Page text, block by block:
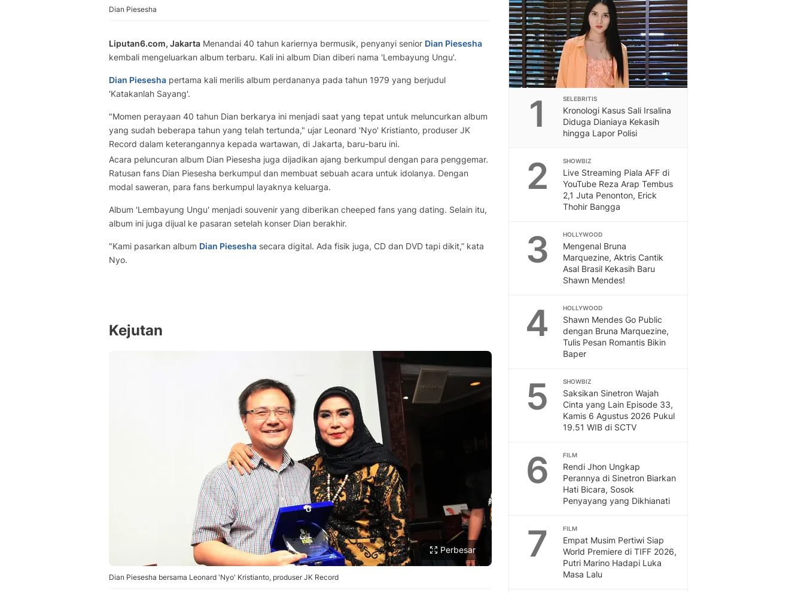
Dian Piesesha
Liputan6.com, Jakarta Menandai 40 tahun kariernya bermusik, penyanyi senior Dian Piesesha
kembali mengeluarkan album terbaru. Kali ini album Dian diberi nama 'Lembayung Ungu'.
Dian Piesesha pertama kali merilis album perdananya pada tahun 1979 yang berjudul
'Katakanlah Sayang'.
"Momen perayaan 40 tahun Dian berkarya ini menjadi saat yang tepat untuk meluncurkan album
yang sudah beberapa tahun yang telah tertunda," ujar Leonard 'Nyo' Kristianto, produser JK
Record dalam keterangannya kepada wartawan, di Jakarta, baru-baru ini.
Acara peluncuran album Dian Piesesha juga dijadikan ajang berkumpul dengan para penggemar.
Ratusan fans Dian Piesesha berkumpul dan membuat sebuah acara untuk idolanya. Dengan
modal saweran, para fans berkumpul layaknya keluarga.
Album 'Lembayung Ungu' menjadi souvenir yang diberikan cheeped fans yang dating. Selain itu,
album ini juga dijual ke pasaran setelah konser Dian berakhir.
"Kami pasarkan album Dian Piesesha secara digital. Ada fisik juga, CD dan DVD tapi dikit,” kata
Nyo.
Kejutan
Perbesar
Dian Piesesha bersama Leonard 'Nyo' Kristianto, produser JK Record
1 SELEBRITIS
Kronologi Kasus Sali Irsalina
Diduga Dianiaya Kekasih
hingga Lapor Polisi
2 SHOWBIZ
Live Streaming Piala AFF di
YouTube Reza Arap Tembus
2,1 Juta Penonton, Erick
Thohir Bangga
3 HOLLYWOOD
Mengenal Bruna
Marquezine, Aktris Cantik
Asal Brasil Kekasih Baru
Shawn Mendes!
4 HOLLYWOOD
Shawn Mendes Go Public
dengan Bruna Marquezine,
Tulis Pesan Romantis Bikin
Baper
5 SHOWBIZ
Saksikan Sinetron Wajah
Cinta yang Lain Episode 33,
Kamis 6 Agustus 2026 Pukul
19.51 WIB di SCTV
6 FILM
Rendi Jhon Ungkap
Perannya di Sinetron Biarkan
Hati Bicara, Sosok
Penyayang yang Dikhianati
7 FILM
Empat Musim Pertiwi Siap
World Premiere di TIFF 2026,
Putri Marino Hadapi Luka
Masa Lalu